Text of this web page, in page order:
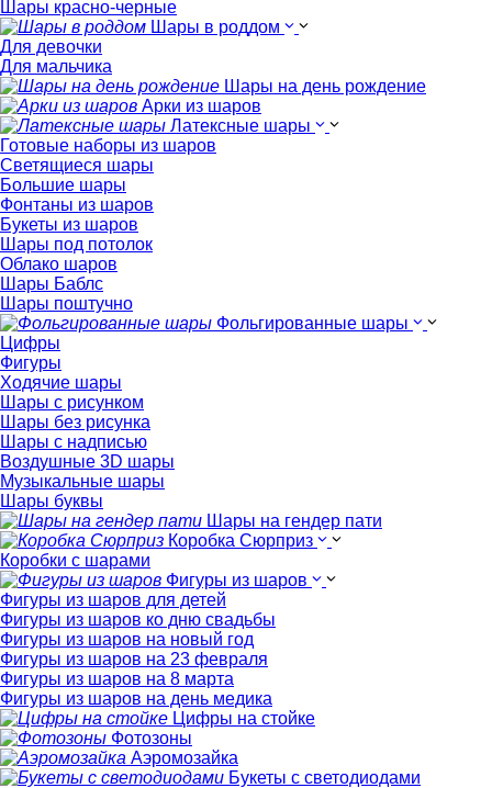
Шары красно-черные
Шары в роддом
Для девочки
Для мальчика
Шары на день рождение
Арки из шаров
Латексные шары
Готовые наборы из шаров
Светящиеся шары
Большие шары
Фонтаны из шаров
Букеты из шаров
Шары под потолок
Облако шаров
Шары Баблс
Шары поштучно
Фольгированные шары
Цифры
Фигуры
Ходячие шары
Шары с рисунком
Шары без рисунка
Шары с надписью
Воздушные 3D шары
Музыкальные шары
Шары буквы
Шары на гендер пати
Коробка Сюрприз
Коробки с шарами
Фигуры из шаров
Фигуры из шаров для детей
Фигуры из шаров ко дню свадьбы
Фигуры из шаров на новый год
Фигуры из шаров на 23 февраля
Фигуры из шаров на 8 марта
Фигуры из шаров на день медика
Цифры на стойке
Фотозоны
Аэромозайка
Букеты с светодиодами